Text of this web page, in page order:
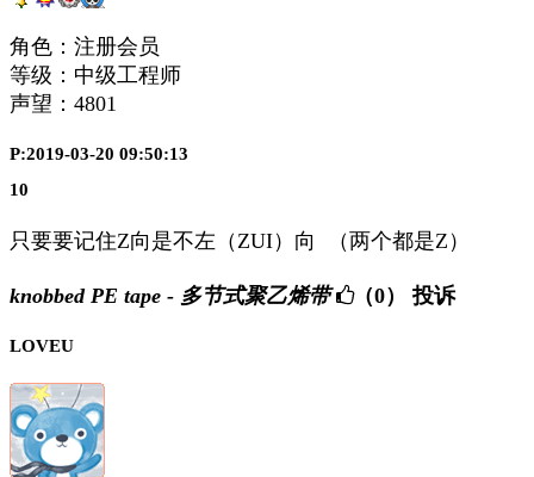
角色：注册会员
等级：中级工程师
声望： 4801
P:2019-03-20 09:50:13
10
只要要记住Z向是不左（ZUI）向 （两个都是Z）
knobbed PE tape - 多节式聚乙烯带 （0） 投诉
LOVEU